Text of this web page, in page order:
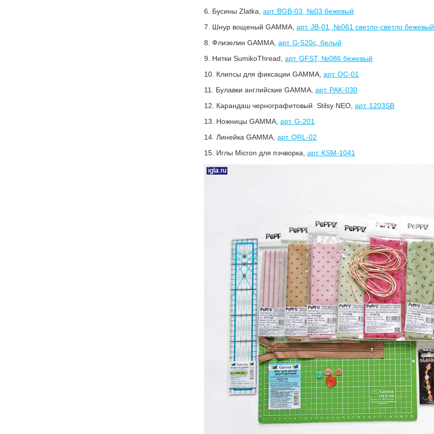
6.
Бусины Zlatka, арт. BGB-03, №03 бежевый
7.
Шнур вощеный GAMMA, арт. JB-01, №061 светло-светло бежевый
8. Флизелин GAMMA, арт. G-520c, белый
9.
Нитки SumikoThread, арт. GFST, №086 бежевый
10. Клипсы для фиксации GAMMA, арт. QC-01
11.
Булавки английские GAMMA, арт. PAK-030
12.
Карандаш чернографитовый Stilsy NEO, арт. 1203SB
13.
Ножницы GAMMA, арт. G-201
14. Линейка GAMMA, арт. QRL-02
15. Иглы Micron для пэчворка, арт. KSM-1041